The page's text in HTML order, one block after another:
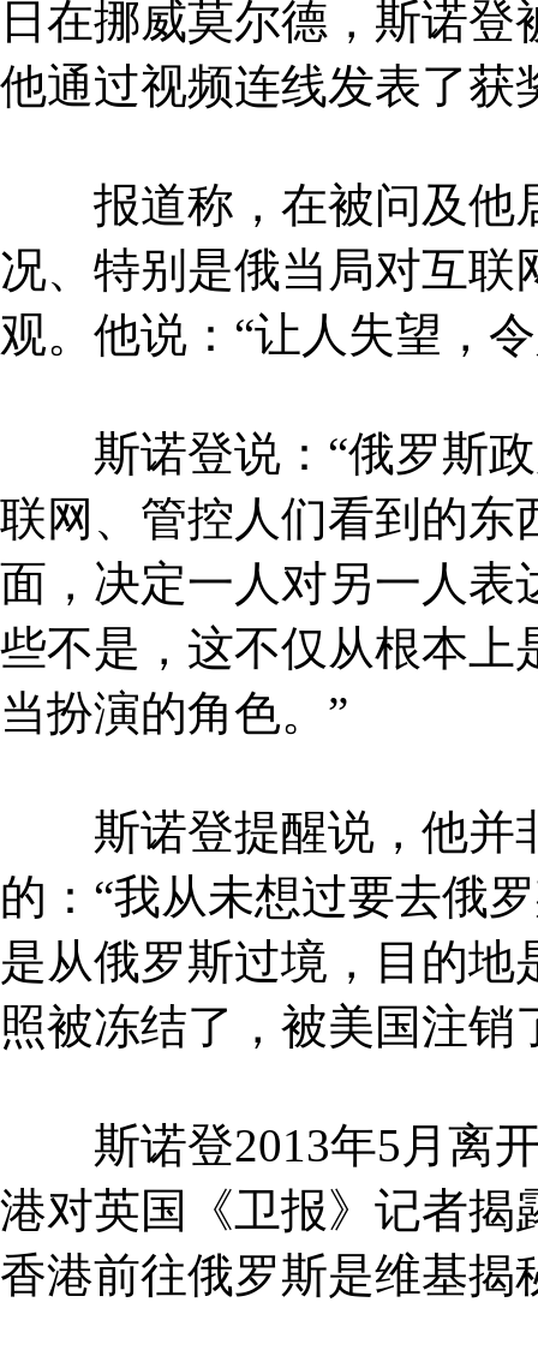
日在挪威莫尔德，斯诺
他通过视频连线发表了获
报道称，在被问及他
况、特别是俄当局对互联
观。他说：“让人失望，
斯诺登说：“俄罗斯政
联网、管控人们看到的东
面，决定一人对另一人表
些不是，这不仅从根本上
当扮演的角色。”
斯诺登提醒说，他并
的：“我从未想过要去俄
是从俄罗斯过境，目的
照被冻结了，被美国注销
斯诺登2013年5月离开
港对英国《卫报》记者揭
香港前往俄罗斯是维基揭